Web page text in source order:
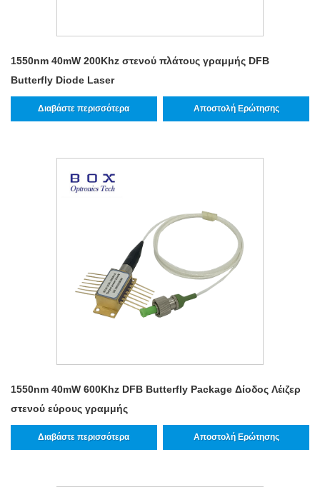
1550nm 40mW 200Khz στενού πλάτους γραμμής DFB
Butterfly Diode Laser
Διαβάστε περισσότερα Αποστολή Ερώτησης
1550nm 40mW 600Khz DFB Butterfly Package Δίοδος Λέιζερ
στενού εύρους γραμμής
Διαβάστε περισσότερα Αποστολή Ερώτησης